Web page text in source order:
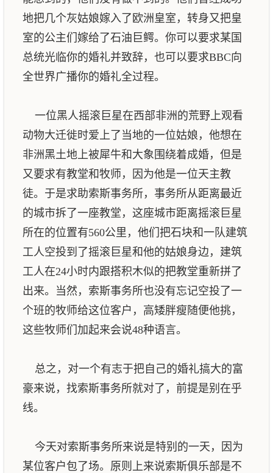
地把几个灰姑娘嫁入了欧洲皇室，转身又把皇
室的公主们嫁给了石油巨鳄。你可以要求某国
总统光临你的婚礼并致辞，也可以要求BBC向
全世界广播你的婚礼全过程。
一位黑人摇滚巨星在西部非洲的荒野上观看
动物大迁徙时爱上了当地的一位姑娘，他想在
非洲黑土地上被犀牛和大象围绕着成婚，但是
又要求有教堂和牧师，因为他是一位天主教
徒。于是求助索斯事务所，事务所从距离最近
的城市拆了一座教堂，这座城市距离摇滚巨星
所在的位置有560公里，他们把石块和一队建筑
工人空投到了摇滚巨星和他的姑娘身边，建筑
工人在24小时内跟搭积木似的把教堂重新拼了
出来。当然，索斯事务所也没有忘记空投了一
个班的牧师给这位客户，高矮胖瘦随便他挑，
这些牧师们加起来会说48种语言。
总之，对一个有志于把自己的婚礼搞大的富
豪来说，找索斯事务所就对了，前提是别在乎
线。
今天对索斯事务所来说是特别的一天，因为
某位客户包了场。原则上来说索斯俱乐部是不